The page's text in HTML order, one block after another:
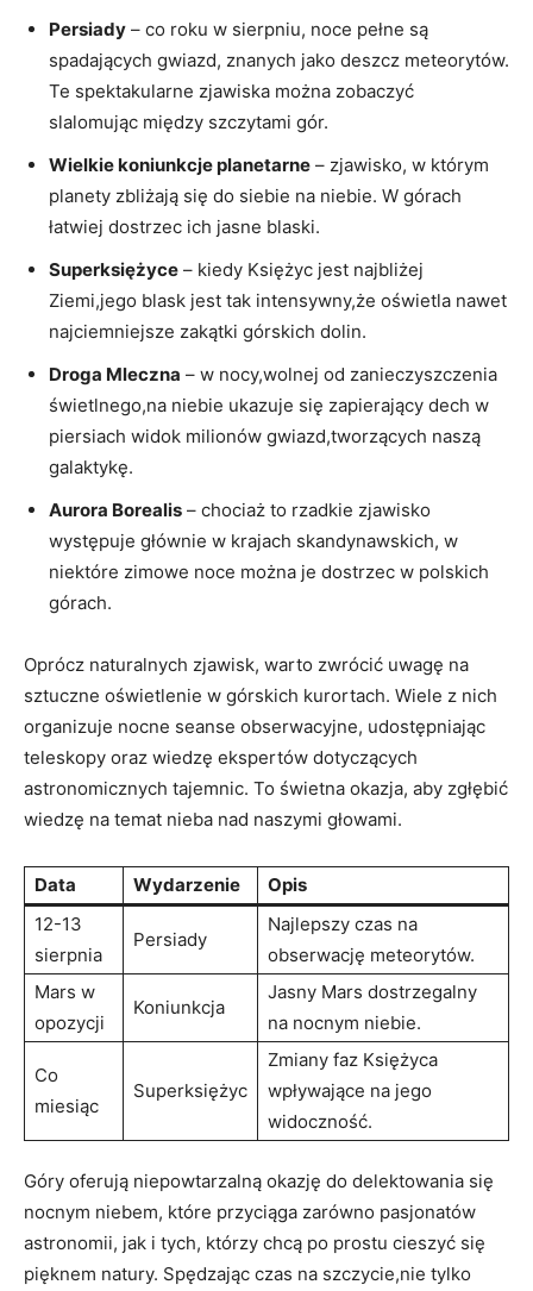
Persiady – co roku w sierpniu, noce pełne są
spadających gwiazd, znanych jako deszcz meteorytów.
‍Te ⁣spektakularne zjawiska można zobaczyć
slalomując ​między szczytami⁢ gór.
Wielkie koniunkcje planetarne – zjawisko, w którym
planety zbliżają się do siebie na niebie. W górach ​
łatwiej dostrzec ich jasne ⁢blaski.
Superksiężyce – kiedy Księżyc jest najbliżej
Ziemi,jego blask jest tak intensywny,że oświetla nawet
najciemniejsze zakątki górskich dolin.
Droga ‍Mleczna – w ⁤nocy,wolnej od zanieczyszczenia​
świetlnego,na niebie ukazuje się zapierający dech w
piersiach widok milionów gwiazd,tworzących naszą
galaktykę.
Aurora Borealis – chociaż to rzadkie zjawisko
występuje głównie ​w krajach skandynawskich,​ w
niektóre zimowe noce można je dostrzec w polskich
górach.
Oprócz naturalnych zjawisk, warto zwrócić uwagę na
sztuczne oświetlenie w górskich kurortach. Wiele z nich
organizuje nocne seanse obserwacyjne, udostępniając
‍teleskopy oraz wiedzę ekspertów dotyczących
astronomicznych tajemnic. To świetna okazja, aby zgłębić
wiedzę na temat‌ nieba nad naszymi głowami.
Data Wydarzenie
Opis
12-13
sierpnia
Persiady
Najlepszy czas na
obserwację meteorytów.
Mars w
opozycji
Koniunkcja
Jasny Mars dostrzegalny
na⁣ nocnym niebie.
Co
miesiąc
Superksiężyc
Zmiany faz Księżyca
wpływające ‍na jego
widoczność.
Góry‌ oferują niepowtarzalną okazję do delektowania się
nocnym niebem, które przyciąga zarówno pasjonatów
astronomii, jak i tych, którzy chcą po prostu ​cieszyć‌ się
pięknem natury. Spędzając ​czas na szczycie,nie tylko